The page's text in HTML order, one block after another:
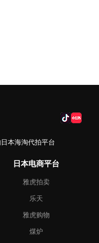
本海淘代拍平台
日本电商平台
雅虎拍卖
乐天
雅虎购物
煤炉